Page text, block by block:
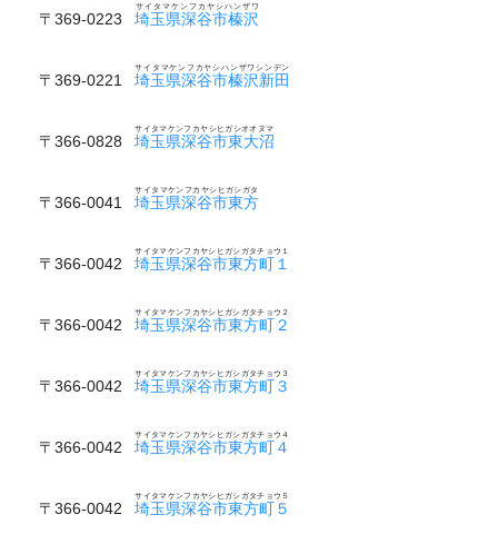
〒369-0223 埼玉県深谷市榛沢
サイタマケンフカヤシハンザワ
〒369-0221 埼玉県深谷市榛沢新田
サイタマケンフカヤシハンザワシンデン
〒366-0828 埼玉県深谷市東大沼
サイタマケンフカヤシヒガシオオヌマ
〒366-0041 埼玉県深谷市東方
サイタマケンフカヤシヒガシガタ
〒366-0042 埼玉県深谷市東方町１
サイタマケンフカヤシヒガシガタチョウ１
〒366-0042 埼玉県深谷市東方町２
サイタマケンフカヤシヒガシガタチョウ２
〒366-0042 埼玉県深谷市東方町３
サイタマケンフカヤシヒガシガタチョウ３
〒366-0042 埼玉県深谷市東方町４
サイタマケンフカヤシヒガシガタチョウ４
〒366-0042 埼玉県深谷市東方町５
サイタマケンフカヤシヒガシガタチョウ５